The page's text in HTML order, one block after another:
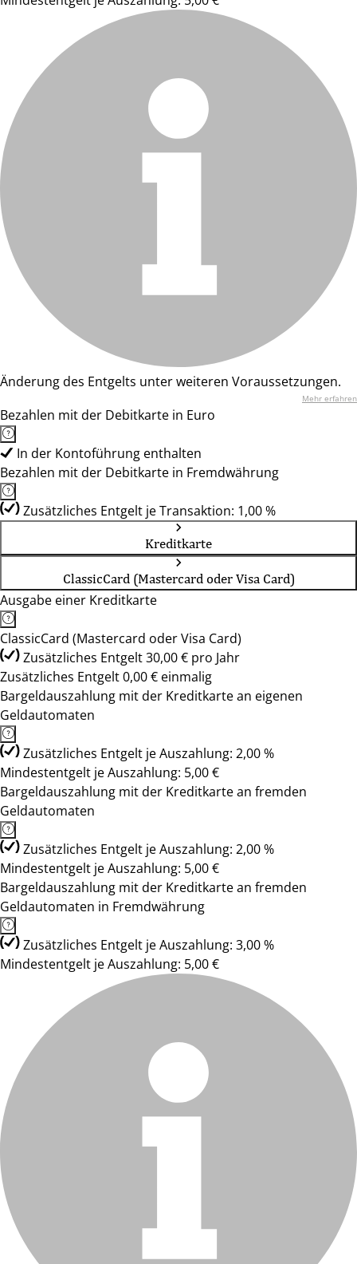
Änderung des Entgelts unter weiteren Voraussetzungen.
Mehr erfahren
Bezahlen mit der Debitkarte in Euro
In der Kontoführung enthalten
Bezahlen mit der Debitkarte in Fremdwährung
Zusätzliches Entgelt je Transaktion: 1,00 %
Kreditkarte
ClassicCard (Mastercard oder Visa Card)
Ausgabe einer Kreditkarte
ClassicCard (Mastercard oder Visa Card)
Zusätzliches Entgelt 30,00 € pro Jahr
Zusätzliches Entgelt 0,00 € einmalig
Bargeldauszahlung mit der Kreditkarte an eigenen
Geldautomaten
Zusätzliches Entgelt je Auszahlung: 2,00 %
Mindestentgelt je Auszahlung: 5,00 €
Bargeldauszahlung mit der Kreditkarte an fremden
Geldautomaten
Zusätzliches Entgelt je Auszahlung: 2,00 %
Mindestentgelt je Auszahlung: 5,00 €
Bargeldauszahlung mit der Kreditkarte an fremden
Geldautomaten in Fremdwährung
Zusätzliches Entgelt je Auszahlung: 3,00 %
Mindestentgelt je Auszahlung: 5,00 €